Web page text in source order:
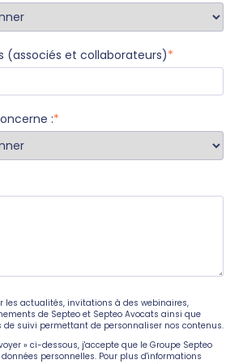
(associés et collaborateurs)*
:*
les actualités, invitations à des webinaires,
de Septeo et Septeo Avocats ainsi que
de suivi permettant de personnaliser nos contenus.
» ci-dessous, j'accepte que le Groupe Septeo
personnelles. Pour plus d'informations